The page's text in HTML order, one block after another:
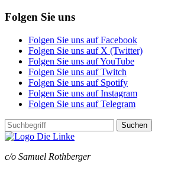
Folgen Sie uns
Folgen Sie uns auf Facebook
Folgen Sie uns auf X (Twitter)
Folgen Sie uns auf YouTube
Folgen Sie uns auf Twitch
Folgen Sie uns auf Spotify
Folgen Sie uns auf Instagram
Folgen Sie uns auf Telegram
Suchen
c/o Samuel Rothberger